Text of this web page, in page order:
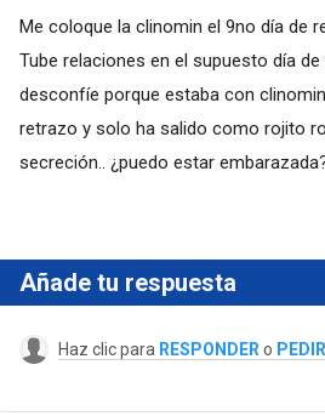
Me coloque la clinomin el 9no día de
Tube relaciones en el supuesto día
desconfíe porque estaba con
retrazo y solo ha salido como rojito
secreción.. ¿puedo estar
Añade tu respuesta
Haz clic para RESPONDER o